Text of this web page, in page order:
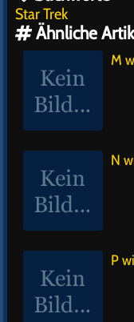
„Fetische sind
Bett in Richtung
glänzt sie nicht
Besucher freut`s,